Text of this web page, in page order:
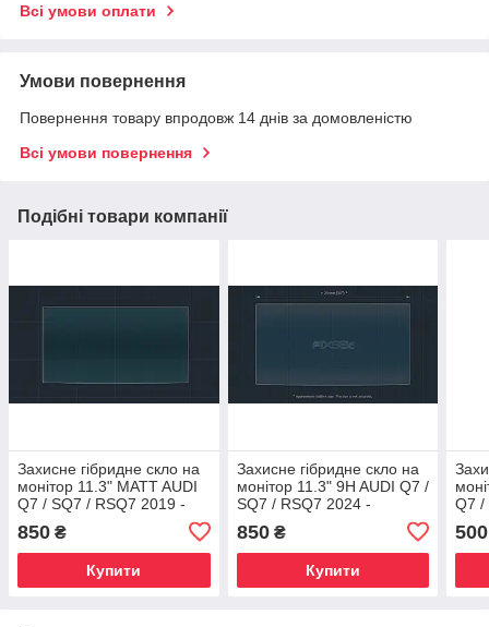
Всі умови оплати
Умови повернення
Повернення товару впродовж 14 днів за домовленістю
Всі умови повернення
Подібні товари компанії
Захисне гібридне скло на
монітор 11.3" MATT AUDI
Q7 / SQ7 / RSQ7 2019 -
850 ₴
Купити
Захисне гібридне скло на
монітор 11.3" 9H AUDI Q7 /
SQ7 / RSQ7 2024 -
850₴
Купити
Q7 /
500